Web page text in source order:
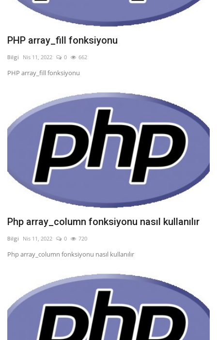
PHP array_fill fonksiyonu
Bilgi Nis 11, 2022 0 662
PHP array_fill fonksiyonu
Php array_column fonksiyonu nasıl kullanılır
Bilgi Nis 11, 2022 0 720
Php array_column fonksiyonu nasıl kullanılır